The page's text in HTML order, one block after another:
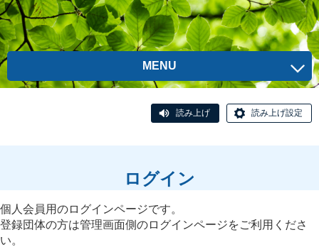
MENU
読み上げ 読み上げ設定
ログイン
個人会員用のログインページです。
登録団体の方は管理画面側のログインページをご利用くださ
い。